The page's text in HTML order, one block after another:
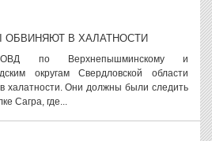
ОБВИНЯЮТ В ХАЛАТНОСТИ
по Верхнепышминскому и
округам Свердловской области
халатности. Они должны были следить
Сагра, где...